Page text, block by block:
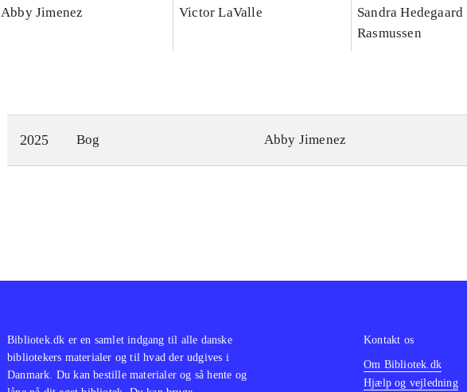
Abby Jimenez
Victor LaValle
Sandra Hedegaard
Rasmussen
2025 Bog Abby Jimenez
Bibliotek.dk er en samlet indgang til alle danske
bibliotekers materialer og til hvad der udgives i
Danmark. Du kan bestille materialer og så hente og
Kontakt os
Om Bibliotek.dk
Hjælp og vejledning